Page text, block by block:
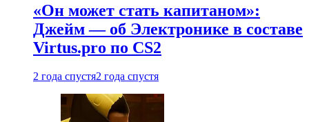
«Он может стать капитаном»:
Джейм — об Электронике в составе
Virtus.pro по CS2
2 года спустя2 года спустя